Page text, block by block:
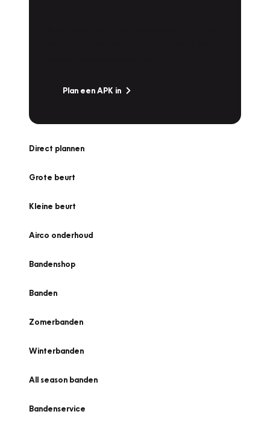
Plan een APK in
Direct plannen
Grote beurt
Kleine beurt
Airco onderhoud
Bandenshop
Banden
Zomerbanden
Winterbanden
All season banden
Bandenservice